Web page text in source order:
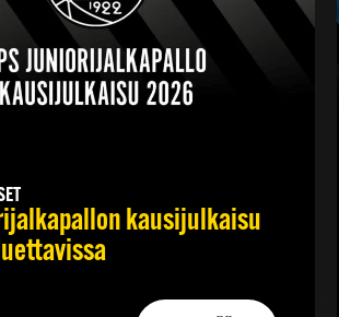
kausijulkaisu